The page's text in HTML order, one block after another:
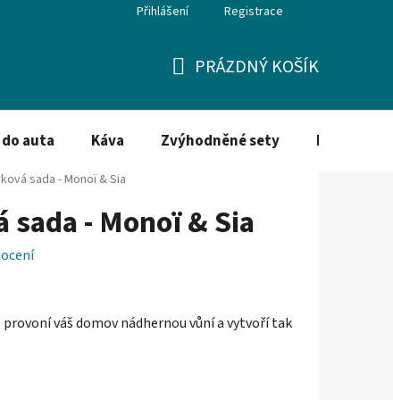
Přihlášení Registrace
KOŠÍK
PRÁZDNÝ KOŠÍK
do auta Káva Zvýhodněné sety Dezinfekce
sada - Monoï & Sia
- Monoï & Sia
váš domov nádhernou vůní a vytvoří tak